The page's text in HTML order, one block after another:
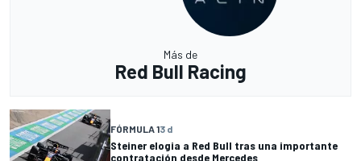
Más de
Red Bull Racing
FÓRMULA 13 d
Steiner elogia a Red Bull tras una importante
contratación desde Mercedes